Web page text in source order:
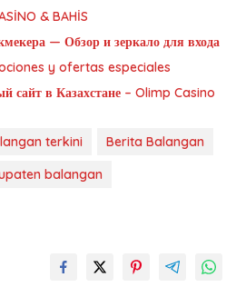
& BAHİS
— Обзор и зеркало для входа
y ofertas especiales
сайт в Казахстане – Olimp Casino
terkini
Berita Balangan
balangan